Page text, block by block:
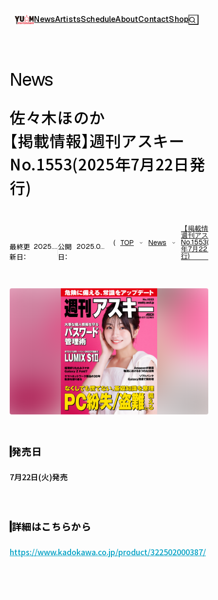
NewsArtistsScheduleAboutContactShop
News
佐々木ほのか
【掲載情報】週刊アスキー
No.1553(2025年7月22日発
行)
最終更
新日：
2025.07.22公開
日：
2025.07.22 TOP News
【掲載情報
週刊アスキ
年7月22日
行)
発売日
7月22日(火)発売
詳細はこちらから
https://www.kadokawa.co.jp/product/322502000387/